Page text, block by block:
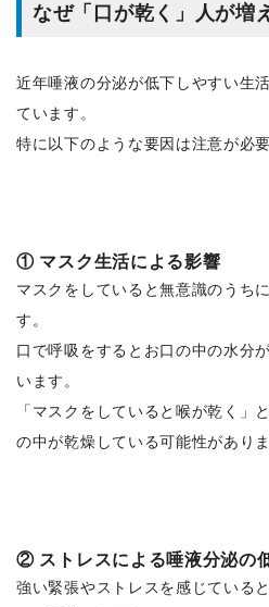
なぜ「口が乾く」人が増
近年唾液の分泌が低下しやすい生
ています。
特に以下のような要因は注意が必要
① マスク生活による影響
マスクをしていると無意識のうち
す。
口で呼吸をするとお口の中の水分
います。
「マスクをしていると喉が乾く」
の中が乾燥している可能性がありま
② ストレスによる唾液分泌の
強い緊張やストレスを感じている